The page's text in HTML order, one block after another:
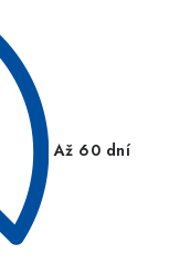
Až 60 dní